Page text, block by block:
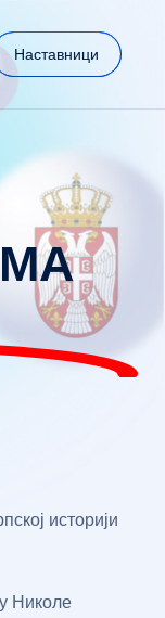
Наставници
историји
Николе